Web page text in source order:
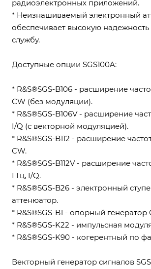
радиоэлектронных приложений.
* Неизнашиваемый электронный
обеспечивает высокую
службу.
Доступные опции SGS100A:
* R&S®SGS-B106 - расширение
CW (без модуляции).
* R&S®SGS-B106V - расширение
I/Q (с векторной модуляцией).
* R&S®SGS-B112 - расширение
CW.
* R&S®SGS-B112V - расширение
ГГц, I/Q.
* R&S®SGS-B26 - электронный
аттенюатор.
* R&S®SGS-B1 - опорный генератор
* R&S®SGS-K22 - импульсная
* R&S®SGS-K90 - когерентный по
Векторный генератор сигналов